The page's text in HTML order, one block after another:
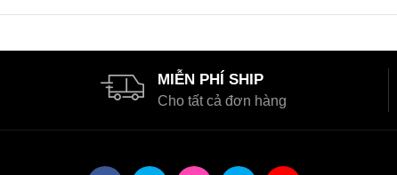
MIỄN PHÍ SHIP
Cho tất cả đơn hàng